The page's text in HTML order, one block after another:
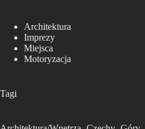
Architektura
Imprezy
Miejsca
Motoryzacja
Tagi